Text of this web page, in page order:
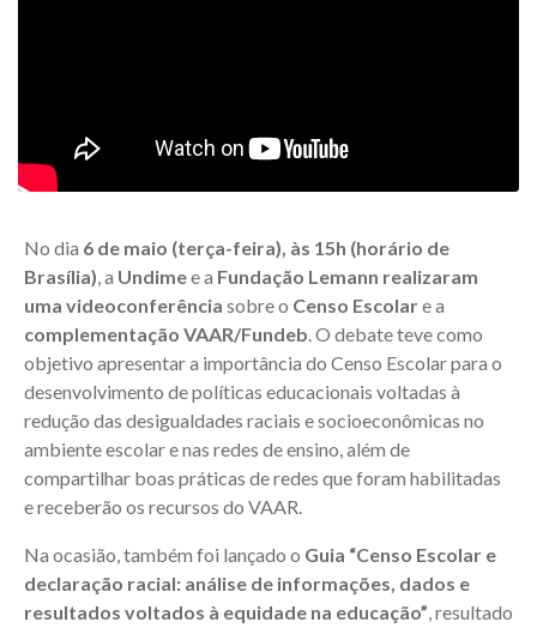
No dia 6 de maio (terça-feira), às 15h (horário de
Brasília), a Undimee a Fundação Lemann realizaram
uma videoconferência sobre o Censo Escolare a
complementação VAAR/Fundeb. O debate teve como
objetivo apresentar a importância do Censo Escolar para o
desenvolvimento de políticas educacionais voltadas à
redução das desigualdades raciais e socioeconômicas no
ambiente escolar e nas redes de ensino, além de
compartilhar boas práticas de redes que foram habilitadas
e receberão os recursos do VAAR.
Na ocasião, também foi lançado o Guia “Censo Escolar e
declaração racial: análise de informações, dados e
resultados voltados à equidade na educação”, resultado